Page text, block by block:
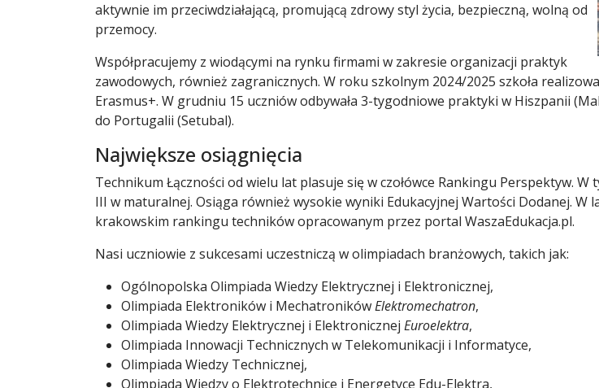
aktywnie im przeciwdziałającą, promującą zdrowy styl życia, bezpieczną, wolną od
przemocy.
Współpracujemy z wiodącymi na rynku firmami w zakresie organizacji praktyk
zawodowych, również zagranicznych. W roku szkolnym 2024/2025 szkoła
Erasmus+. W grudniu 15 uczniów odbywała 3-tygodniowe praktyki w Hiszpanii
do Portugalii (Setubal).
Największe osiągnięcia
Technikum Łączności od wielu lat plasuje się w czołówce Rankingu Perspektyw.
III w maturalnej. Osiąga również wysokie wyniki Edukacyjnej Wartości Dodanej. W
krakowskim rankingu techników opracowanym przez portal WaszaEdukacja.pl.
Nasi uczniowie z sukcesami uczestniczą w olimpiadach branżowych, takich jak:
Ogólnopolska Olimpiada Wiedzy Elektrycznej i Elektronicznej,
Olimpiada Elektroników i MechatronikówElektromechatron,
Olimpiada Wiedzy Elektrycznej i Elektronicznej Euroelektra,
Olimpiada Innowacji Technicznych w Telekomunikacji i Informatyce,
Olimpiada Wiedzy Technicznej,
Olimpiada Wiedzy o Elektrotechnice i Energetyce Edu-Elektra,